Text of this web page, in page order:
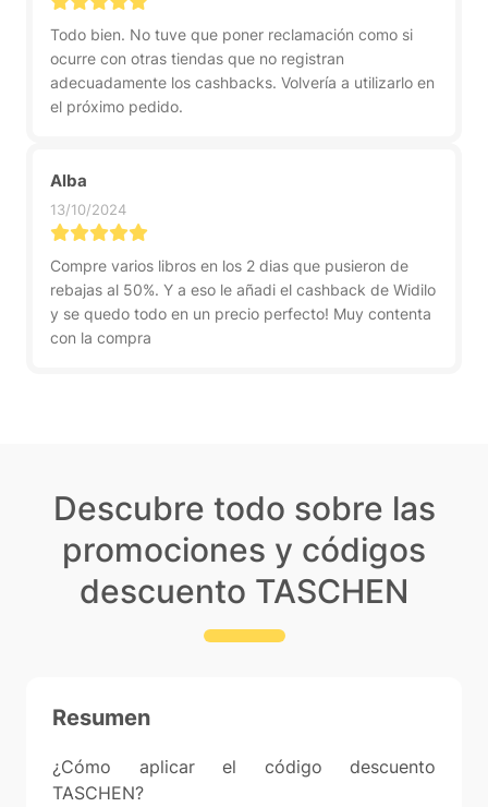
Todo bien. No tuve que poner reclamación como si
ocurre con otras tiendas que no registran
adecuadamente los cashbacks. Volvería a utilizarlo en
el próximo pedido.
Alba
13/10/2024
Compre varios libros en los 2 dias que pusieron de
rebajas al 50%. Y a eso le añadi el cashback de Widilo
y se quedo todo en un precio perfecto! Muy contenta
con la compra
Descubre todo sobre las
promociones y códigos
descuento TASCHEN
Resumen
¿Cómo aplicar el código descuento
TASCHEN?